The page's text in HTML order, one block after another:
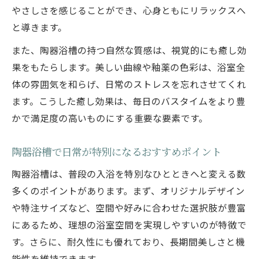
スポイント
陶器浴槽の排水や掃除しやすさに注目する
陶器浴槽の美しさを保つメンテナンスのコ
ツ
やさしさを感じることができ、心身ともにリラックスへ
と導きます。
また、陶器浴槽の持つ自然な質感は、視覚的にも癒し効
果をもたらします。美しい曲線や釉薬の色彩は、浴室全
体の雰囲気を和らげ、日常のストレスを忘れさせてくれ
ます。こうした癒し効果は、毎日のバスタイムをより豊
かで満足度の高いものにする重要な要素です。
陶器浴槽で日常が特別になるおすすめポイント
陶器浴槽は、普段の入浴を特別なひとときへと変える数
多くのポイントがあります。まず、オリジナルデザイン
や特注サイズなど、空間や好みに合わせた選択肢が豊富
にあるため、理想の浴室空間を実現しやすいのが特徴で
す。さらに、耐久性にも優れており、長期間美しさと機